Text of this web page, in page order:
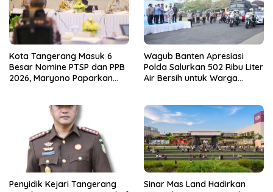
Kota Tangerang Masuk 6
Besar Nomine PTSP dan PPB
2026, Maryono Paparkan
Wagub Banten Apresiasi
Polda Salurkan 502 Ribu Liter
Air Bersih untuk Warga
Penyidik Kejari Tangerang
Sinar Mas Land Hadirkan